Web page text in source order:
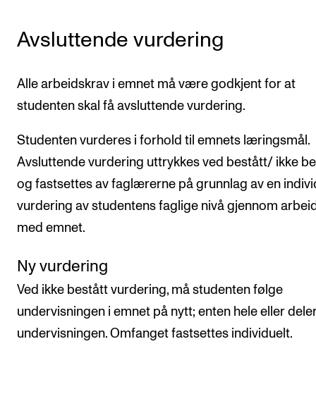
Avsluttende vurdering
Alle arbeidskrav i emnet må være godkjent for at
studenten skal få avsluttende vurdering.
Studenten vurderes i forhold til emnets læringsmål.
Avsluttende vurdering uttrykkes ved bestått/ ikke
og fastsettes av faglærerne på grunnlag av en
vurdering av studentens faglige nivå gjennom
med emnet.
Ny vurdering
Ved ikke bestått vurdering, må studenten følge
undervisningen i emnet på nytt; enten hele eller
undervisningen. Omfanget fastsettes individuelt.